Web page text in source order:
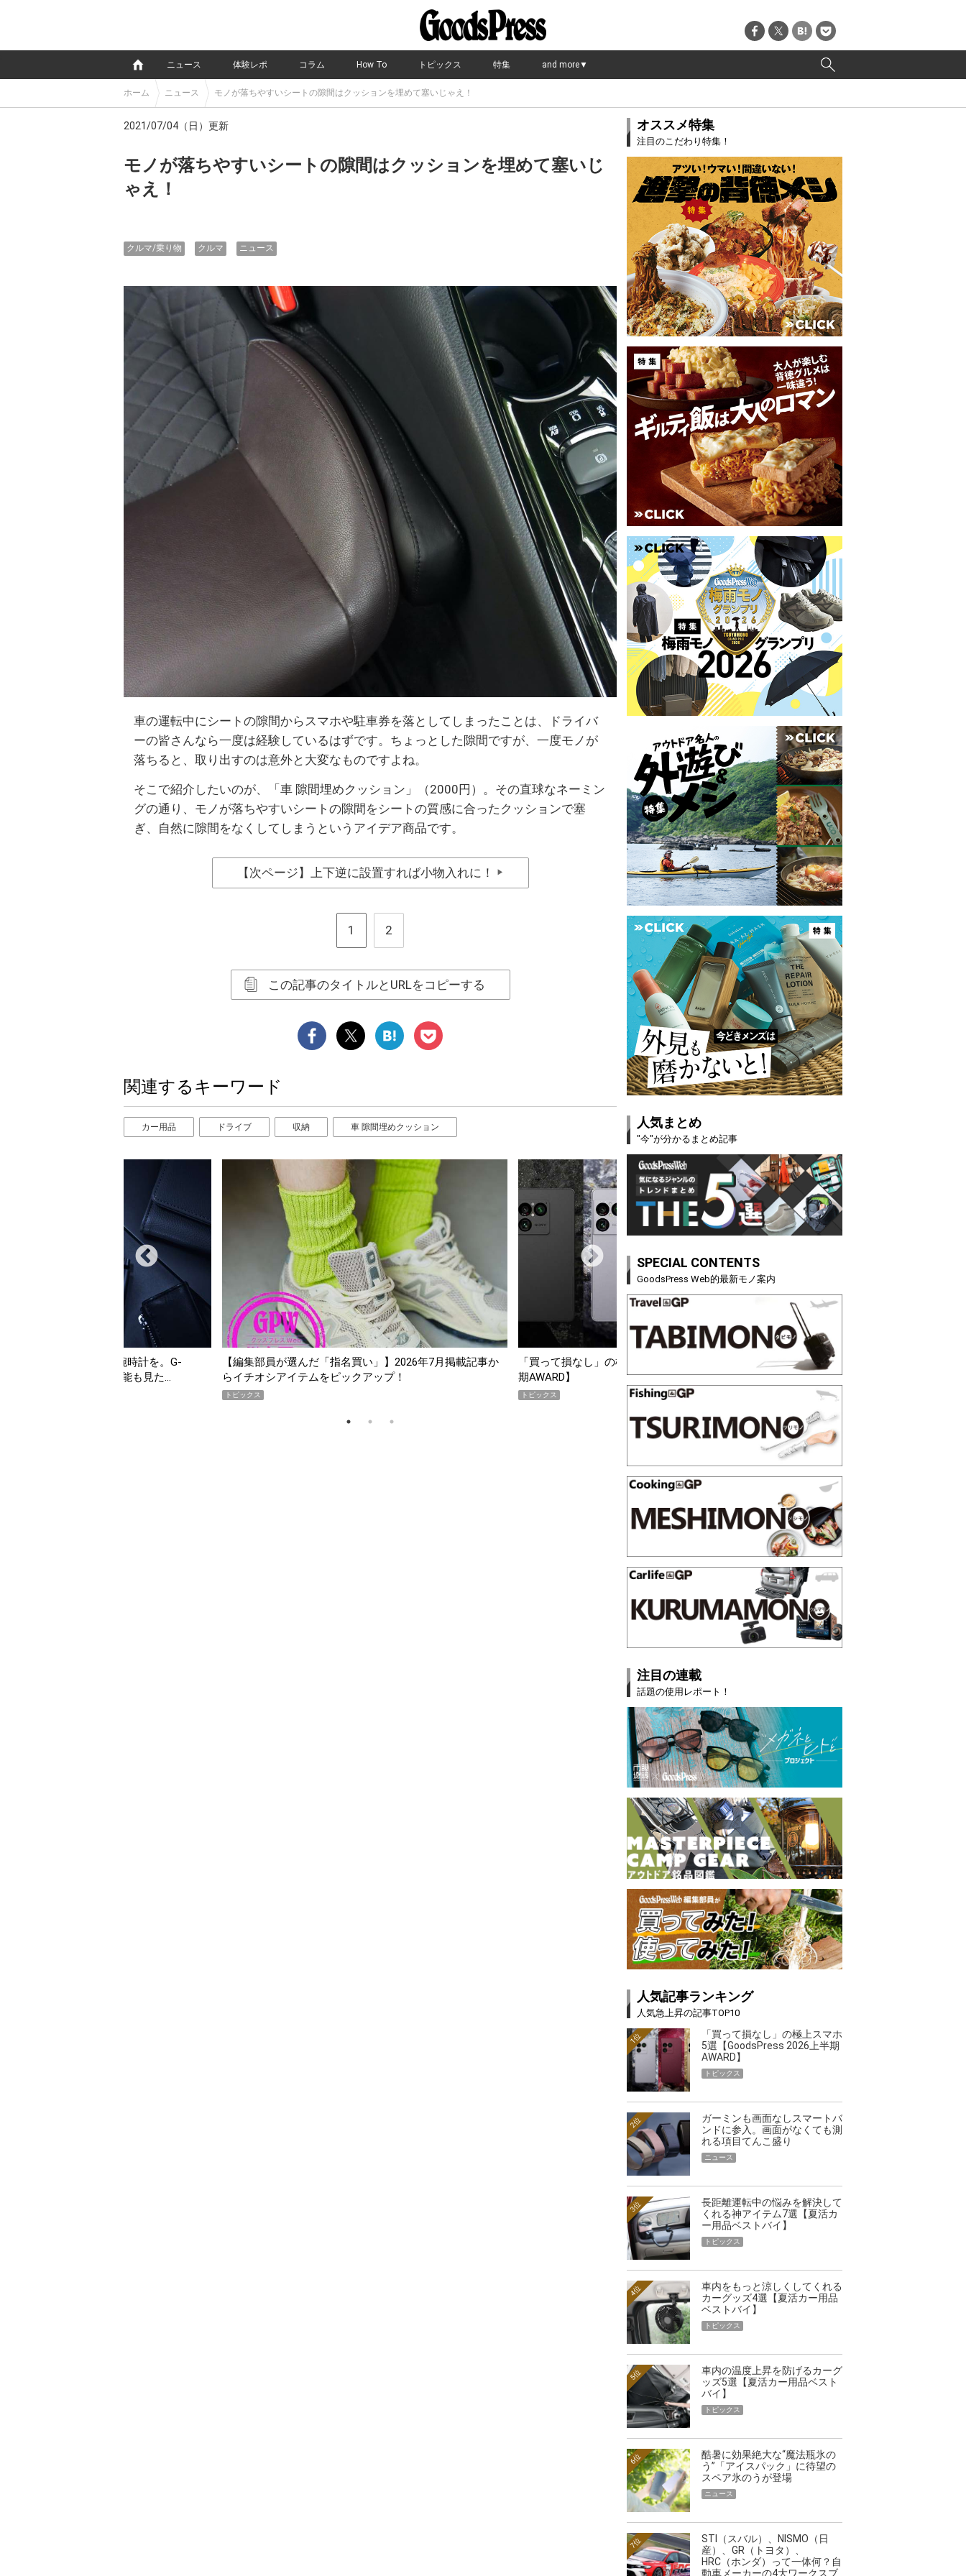
ニュース 体験レポ コラム How To トピックス 特集 and more▼
ホーム ニュース モノが落ちやすいシートの隙間はクッションを埋めて塞いじゃえ！
2021/07/04（日）更新
モノが落ちやすいシートの隙間はクッションを埋めて塞いじ
ゃえ！
クルマ/乗り物 クルマ ニュース
車の運転中にシートの隙間からスマホや駐車券を落としてしまったことは、ドライバ
ーの皆さんなら一度は経験しているはずです。ちょっとした隙間ですが、一度モノが
落ちると、取り出すのは意外と大変なものですよね。
そこで紹介したいのが、「車 隙間埋めクッション」（2000円）。その直球なネーミン
グの通り、モノが落ちやすいシートの隙間をシートの質感に合ったクッションで塞
ぎ、自然に隙間をなくしてしまうというアイデア商品です。
【次ページ】上下逆に設置すれば小物入れに！ ▶
1 2
この記事のタイトルとURLをコピーする
関連するキーワード
カー用品 ドライブ 収納 車 隙間埋めクッション
夏こそ“映える”タフな腕時計を。G-
」は本当に機能も見た…
【編集部員が選んだ「指名買い」】2026年7月掲載記事か
らイチオシアイテムをピックアップ！
トピックス
「買って損なし」の極上スマホ5選【GoodsPress 2026上半
期AWARD】
トピックス
薄着になる季節の夏こそ“映え
SHOCK「GRAVITYMASTER」
PR
オススメ特集
注目のこだわり特集！
人気まとめ
"今"が分かるまとめ記事
SPECIAL CONTENTS
GoodsPress Web的最新モノ案内
注目の連載
話題の使用レポート！
人気記事ランキング
人気急上昇の記事TOP10
「買って損なし」の極上スマホ
5選【GoodsPress 2026上半期
AWARD】
1位
トピックス
ガーミンも画面なしスマートバ
ンドに参入。画面がなくても測
れる項目てんこ盛り
2位
ニュース
長距離運転中の悩みを解決して
くれる神アイテム7選【夏活カ
ー用品ベストバイ】
3位
トピックス
車内をもっと涼しくしてくれる
カーグッズ4選【夏活カー用品
ベストバイ】
4位
トピックス
車内の温度上昇を防げるカーグ
ッズ5選【夏活カー用品ベスト
バイ】
5位
トピックス
酷暑に効果絶大な“魔法瓶氷の
う”「アイスパック」に待望の
スペア氷のうが登場
6位
ニュース
STI（スバル）、NISMO（日
産）、GR（トヨタ）、
HRC（ホンダ）って一体何？自
動車メーカーの4大ワークスブ
7位